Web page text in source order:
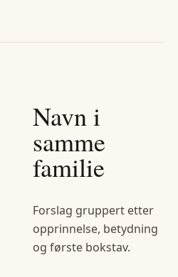
Navn i
samme
familie
Forslag gruppert etter
opprinnelse, betydning
og første bokstav.